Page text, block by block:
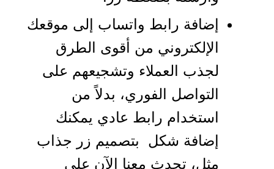
إضافة رابط واتساب إلى موقعك
الإلكتروني من أقوى الطرق
لجذب العملاء وتشجيعهم على
التواصل الفوري، بدلاً من
استخدام رابط عادي يمكنك
إضافة شكل بتصميم زر جذاب
مثل، تحدث معنا الآن على